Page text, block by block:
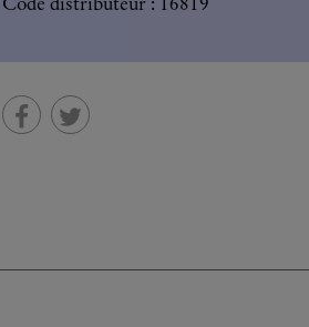
Code distributeur : 16819